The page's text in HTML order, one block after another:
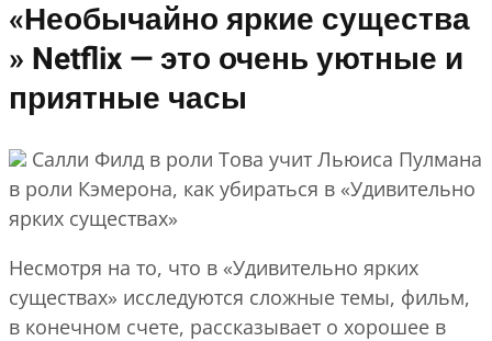
«Необычайно яркие существа
» Netflix — это очень уютные и
приятные часы
Салли Филд в роли Това учит Льюиса Пулмана
в роли Кэмерона, как убираться в «Удивительно
ярких существах»
Несмотря на то, что в «Удивительно ярких
существах» исследуются сложные темы, фильм,
в конечном счете, рассказывает о хорошее в